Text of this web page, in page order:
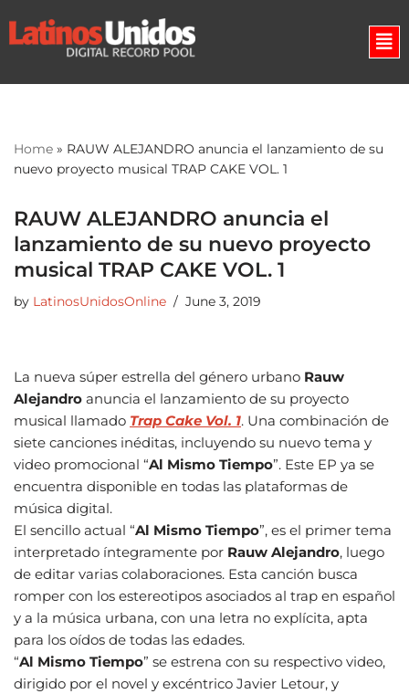
Skip
Home » RAUW ALEJANDRO anuncia el lanzamiento de su
nuevo proyecto musical TRAP CAKE VOL. 1
RAUW ALEJANDRO anuncia el
lanzamiento de su nuevo proyecto
musical TRAP CAKE VOL. 1
by LatinosUnidosOnline June 3, 2019
La nueva súper estrella del género urbano Rauw
Alejandro anuncia el lanzamiento de su proyecto
musical llamado Trap Cake Vol. 1. Una combinación de
siete canciones inéditas, incluyendo su nuevo tema y
video promocional “Al Mismo Tiempo”. Este EP ya se
encuentra disponible en todas las plataformas de
música digital.
El sencillo actual “Al Mismo Tiempo”, es el primer tema
interpretado íntegramente por Rauw Alejandro, luego
de editar varias colaboraciones. Esta canción busca
romper con los estereotipos asociados al trap en español
y a la música urbana, con una letra no explícita, apta
para los oídos de todas las edades.
“Al Mismo Tiempo” se estrena con su respectivo video,
dirigido por el novel y excéntrico Javier Letour, y